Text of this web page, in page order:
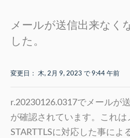
メールが送信出来なく
した。
変更日： 木, 2月 9, 2023 で 9:44 午前
r.20230126.0317でメールが
が確認されています。これは
STARTTLSに対応した事によ